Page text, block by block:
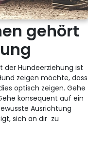
gehört
der Hundeerziehung ist
zeigen möchte, dass
optisch zeigen. Gehe
konsequent auf ein
Ausrichtung
sich an dir zu